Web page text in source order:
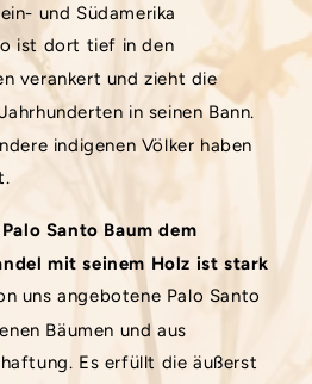
und Südamerika
ist dort tief in den
verankert und zieht die
in seinen Bann.
indigenen Völker haben
Palo Santo Baum dem
mit seinem Holz ist stark
uns angebotene Palo Santo
Bäumen und aus
Es erfüllt die äußerst